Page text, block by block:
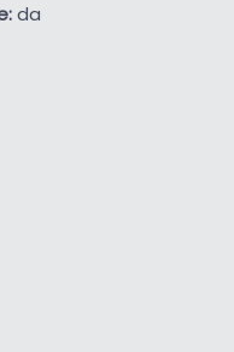
da